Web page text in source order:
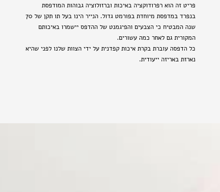
פריט זה הוא רפרודוקציה באיכות וברזולוציה גבוהות המודפסת
בנפרד במדפסת מיוחדת בפורמט גדול. הנייר הינו בעל תו תקן של 70
שנה המבטיח כי הצבעים והפיגמנט של ההדפס יישמרו באיכותם
המקורית גם לאחר כמה עשורים.
כל הדפסה עוברת בקרת איכות קפדנית על ידי הצוות שלנו לפני שהיא
נארזת באריזה ייעודית.